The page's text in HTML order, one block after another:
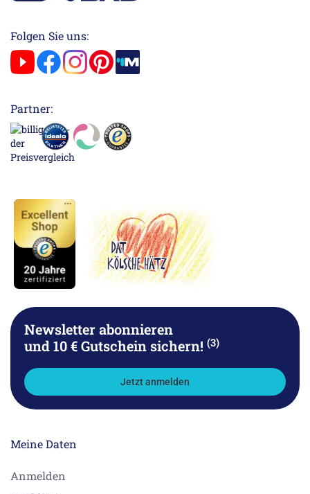
Folgen Sie uns:
Partner:
Newsletter abonnieren
und 10 € Gutschein sichern! (3)
Jetzt anmelden
Meine Daten
Anmelden